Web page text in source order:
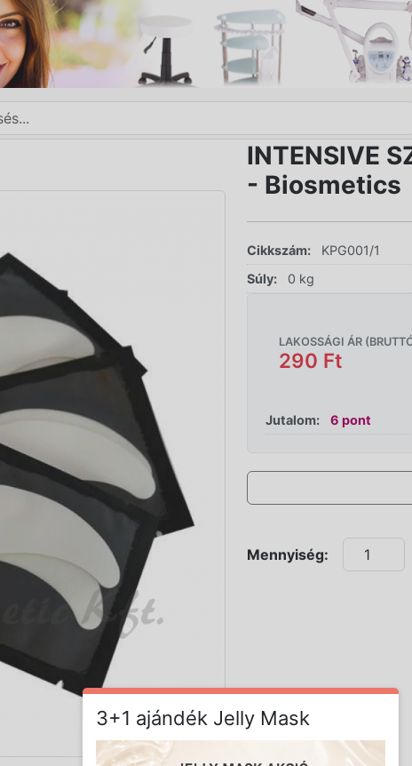
INTENSIVE
- Biosmetics
Cikkszám:
KPG001/1
Súly:
0 kg
LAKOSSÁGI ÁR
290 Ft
Jutalom: 6 pont
Mennyiség:
3+1 ajándék Jelly Mask